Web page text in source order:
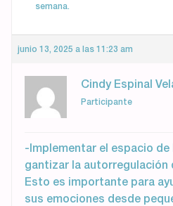
semana.
junio 13, 2025 a las 11:23 am
Cindy Espinal
Participante
-Implementar el espacio de
gantizar la autorregulación
Esto es importante para
sus emociones desde